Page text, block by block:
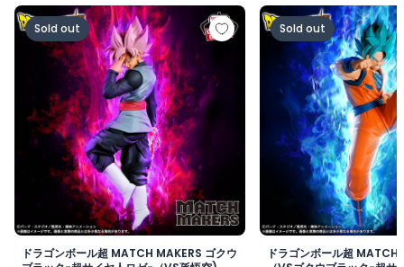
ドラゴンボール超 MATCH MAKERS ゴクウブラック-超サ
Sold out
ドラゴンボール超 MATCH MAKERS ゴクウ
ドラゴンボール超
Sold out
ドラゴンボール超 MATCH